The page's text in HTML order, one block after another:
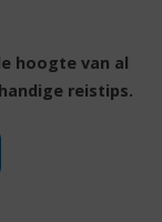
hoogte van al
reistips.